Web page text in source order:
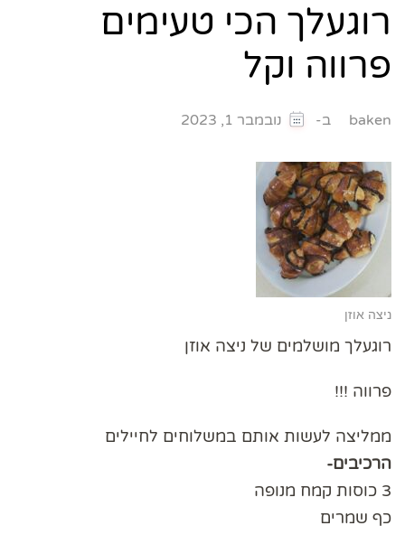
רוגעלך הכי טעימים
פרווה וקל
baken ב- נובמבר 1, 2023
ניצה אוזן
רוגעלך מושלמים של ניצה אוזן
פרווה !!!
ממליצה לעשות אותם במשלוחים לחיילים
הרכיבים-
3 כוסות קמח מנופה
כף שמרים